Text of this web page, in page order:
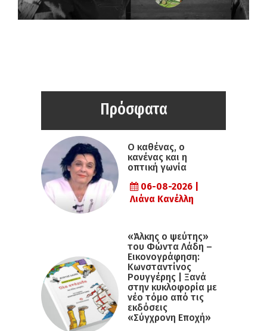
Πρόσφατα
Ο καθένας, ο
κανένας και η
οπτική γωνία
06-08-2026 |
Λιάνα Κανέλλη
«Άλκης ο ψεύτης»
του Φώντα Λάδη –
Εικονογράφηση:
Κωνσταντίνος
Ρουγγέρης | Ξανά
στην κυκλοφορία με
νέο τόμο από τις
εκδόσεις
«Σύγχρονη Εποχή»